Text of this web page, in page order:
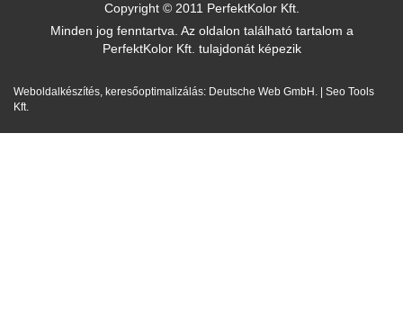
Copyright © 2011 PerfektKolor Kft.
Minden jog fenntartva. Az oldalon található tartalom a
PerfektKolor Kft. tulajdonát képezik
Weboldalkészítés, keresőoptimalizálás: Deutsche Web GmbH.
Seo Tools
Kft.